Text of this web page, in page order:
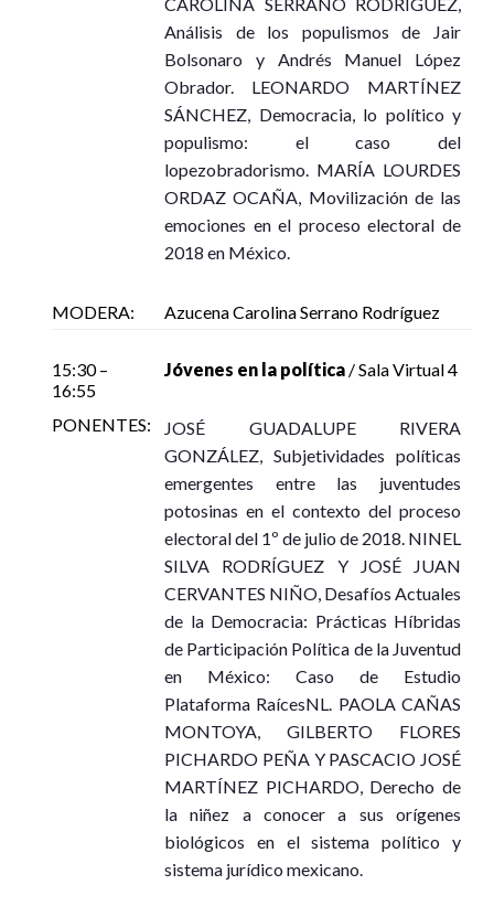
En busca de la democracia. Pensando la movilización
social en tiempos de grandes cambios
Autor: Dr. René Torres-Ruiz et al.
Presentador: Dr. Gerardo Covarrubias
Modera: Mtro. Ricardo Escutia
Miércoles 11 de noviembre, 12:30 – 13:15
Sala de Presentaciones de Libros
Ver en Youtube
La senda democrática en México. Origen, desarrollo y
declive del PRD, 1988-2018
Autor: Dr. René Torres-Ruiz
Presentador: Dr. Javier Contreras
Modera: Mtra. María Ordaz
Miércoles 11 de noviembre, 15:30 – 16:15
Sala de Presentaciones de Libros
Ver en Youtube
Exclusión social, marginación y pobreza: tópicos
Análisis de los populismos de Jair
Bolsonaro y Andrés Manuel López
Obrador. LEONARDO MARTÍNEZ
SÁNCHEZ, Democracia, lo político y
populismo: el caso del
lopezobradorismo. MARÍA LOURDES
ORDAZ OCAÑA, Movilización de las
emociones en el proceso electoral de
2018 en México.
MODERA: Azucena Carolina Serrano Rodríguez
15:30 –
16:55
Jóvenes en la política / Sala Virtual 4
PONENTES:
JOSÉ GUADALUPE RIVERA
GONZÁLEZ, Subjetividades políticas
emergentes entre las juventudes
potosinas en el contexto del proceso
electoral del 1º de julio de 2018. NINEL
SILVA RODRÍGUEZ Y JOSÉ JUAN
CERVANTES NIÑO, Desafíos Actuales
de la Democracia: Prácticas Híbridas
de Participación Política de la Juventud
en México: Caso de Estudio
Plataforma RaícesNL. PAOLA CAÑAS
MONTOYA, GILBERTO FLORES
PICHARDO PEÑA Y PASCACIO JOSÉ
MARTÍNEZ PICHARDO, Derecho de
la niñez a conocer a sus orígenes
biológicos en el sistema político y
sistema jurídico mexicano.